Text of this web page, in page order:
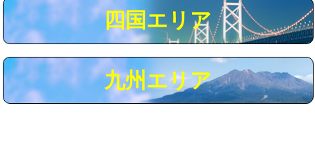
四国エリア
九州エリア